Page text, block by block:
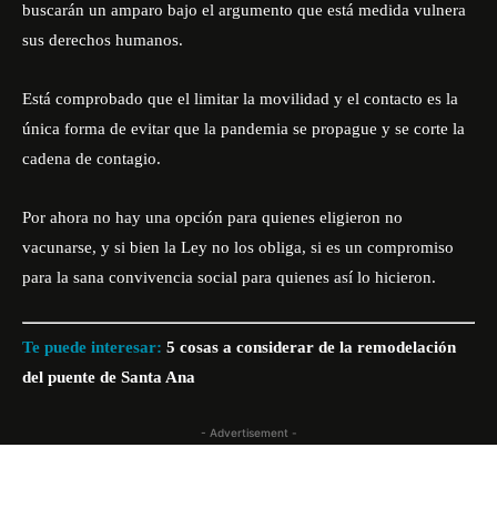
buscarán un amparo bajo el argumento que está medida vulnera
sus derechos humanos.
Está comprobado que el limitar la movilidad y el contacto es la
única forma de evitar que la pandemia se propague y se corte la
cadena de contagio.
Por ahora no hay una opción para quienes eligieron no
vacunarse, y si bien la Ley no los obliga, si es un compromiso
para la sana convivencia social para quienes así lo hicieron.
Te puede interesar: 5 cosas a considerar de la remodelación
del puente de Santa Ana
- Advertisement -